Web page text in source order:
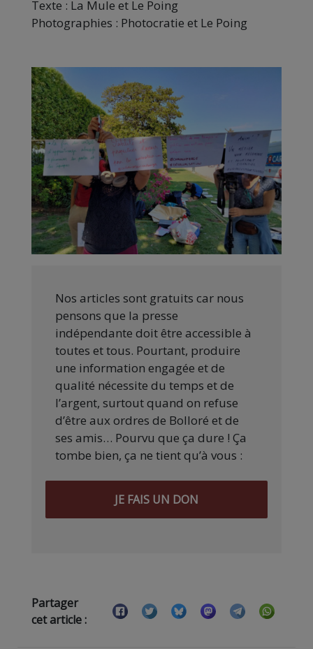
Texte : La Mule et Le Poing
Photographies : Photocratie et Le Poing
Nos articles sont gratuits car nous
pensons que la presse
indépendante doit être accessible à
toutes et tous. Pourtant, produire
une information engagée et de
qualité nécessite du temps et de
l’argent, surtout quand on refuse
d’être aux ordres de Bolloré et de
ses amis… Pourvu que ça dure ! Ça
tombe bien, ça ne tient qu’à vous :
JE FAIS UN DON
Partager
cet article :